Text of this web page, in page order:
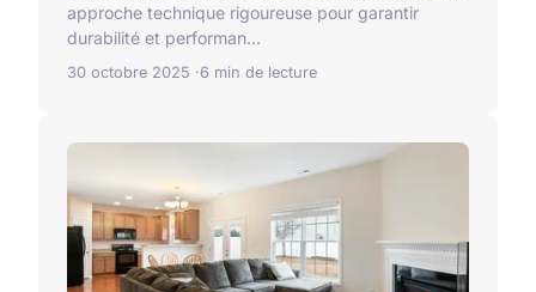
approche technique rigoureuse pour garantir
durabilité et performan...
30 octobre 2025 6 min de lecture